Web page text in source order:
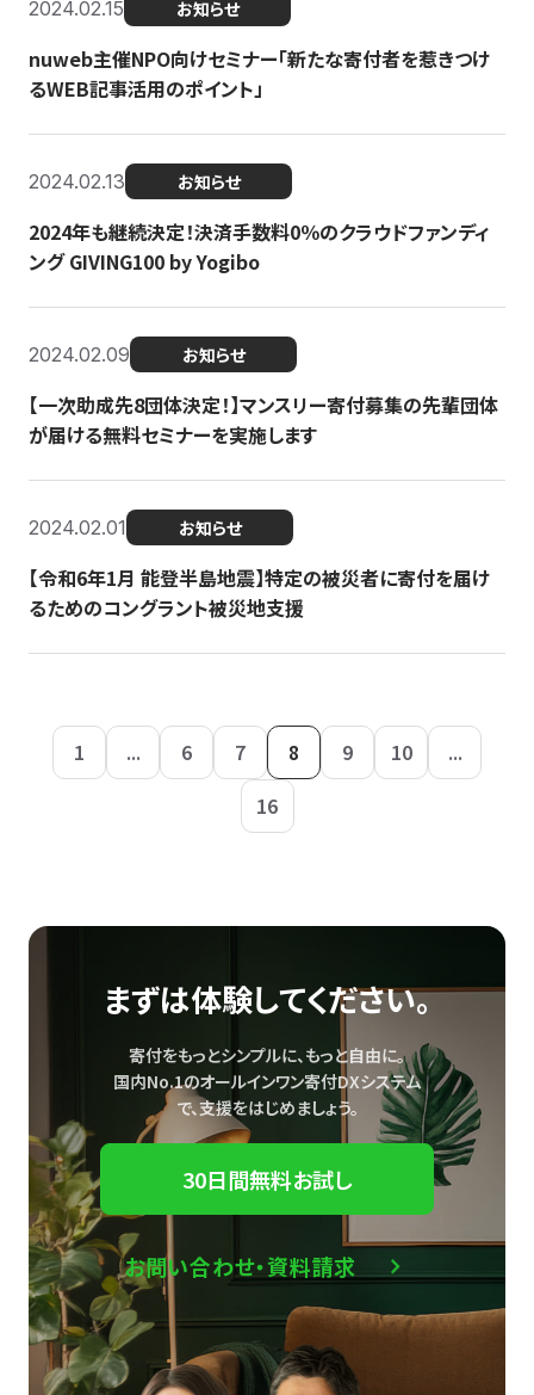
2024.02.15 お知らせ
nuweb主催NPO向けセミナー「新たな寄付者を惹きつけ
るWEB記事活用のポイント」
2024.02.13 お知らせ
2024年も継続決定！決済手数料0％のクラウドファンディ
ング GIVING100 by Yogibo
2024.02.09 お知らせ
【一次助成先8団体決定！】マンスリー寄付募集の先輩団体
が届ける無料セミナーを実施します
2024.02.01 お知らせ
【令和6年1月 能登半島地震】特定の被災者に寄付を届け
るためのコングラント被災地支援
1 ... 6 7 8 9 10
...
16
まずは体験してください。
寄付をもっとシンプルに、もっと自由に。
国内No.1のオールインワン寄付DXシステム
で、支援をはじめましょう。
30日間無料お試し
お問い合わせ・資料請求